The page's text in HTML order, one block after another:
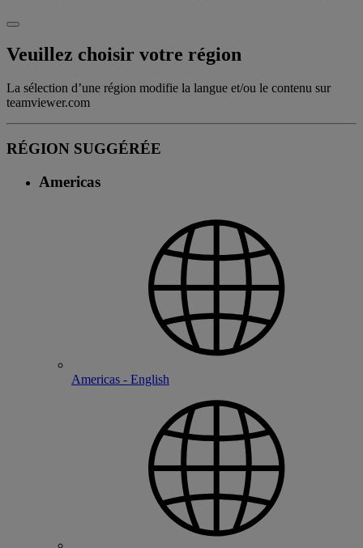
Veuillez choisir votre région
La sélection d’une région modifie la langue et/ou le contenu sur
teamviewer.com
RÉGION SUGGÉRÉE
Americas
Americas - English